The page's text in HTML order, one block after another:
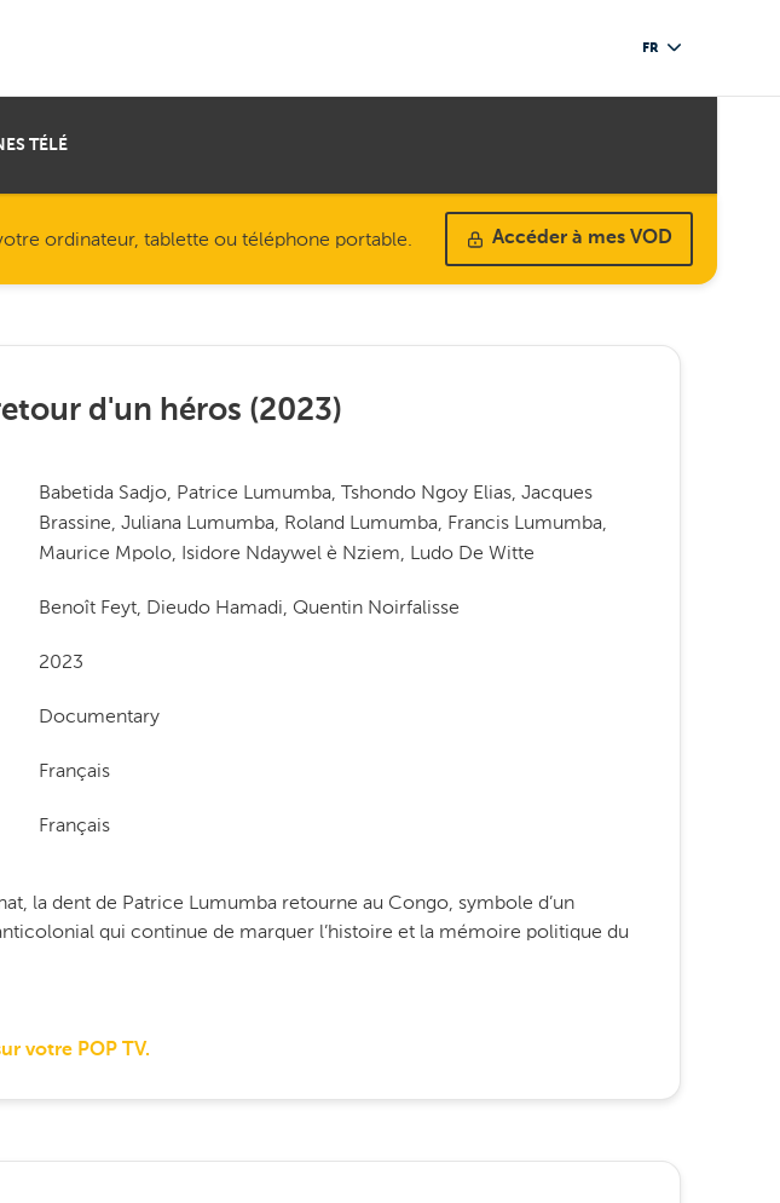
FR
TÉLÉ
ordinateur, tablette ou téléphone portable. Accéder à mes VOD
d'un héros (2023)
Babetida Sadjo, Patrice Lumumba, Tshondo Ngoy Elias, Jacques
Brassine, Juliana Lumumba, Roland Lumumba, Francis Lumumba,
Maurice Mpolo, Isidore Ndaywel è Nziem, Ludo De Witte
Benoît Feyt, Dieudo Hamadi, Quentin Noirfalisse
2023
Documentary
Français
Français
la dent de Patrice Lumumba retourne au Congo, symbole d’un
qui continue de marquer l’histoire et la mémoire politique du
votre POP TV.